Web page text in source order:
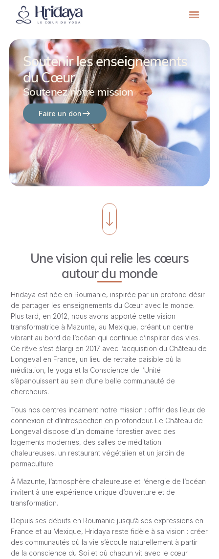
Soutenir les enseignements
du Cœur
Soutenez notre mission
Faire un don
Une vision qui relie les cœurs
autour du monde
Hridaya est née en Roumanie, inspirée par un profond désir
de partager les enseignements du Cœur avec le monde.
Plus tard, en 2012, nous avons apporté cette vision
transformatrice à Mazunte, au Mexique, créant un centre
vibrant au bord de l’océan qui continue d’inspirer des vies.
Ce rêve s’est élargi en 2017 avec l’acquisition du Château de
Longeval en France, un lieu de retraite paisible où la
méditation, le yoga et la Conscience de l’Unité
s’épanouissent au sein d’une belle communauté de
chercheurs.
Tous nos centres incarnent notre mission : offrir des lieux de
connexion et d’introspection en profondeur. Le Château de
Longeval dispose d’un domaine forestier avec des
logements modernes, des salles de méditation
chaleureuses, un restaurant végétalien et un jardin de
permaculture.
À Mazunte, l’atmosphère chaleureuse et l’énergie de l’océan
invitent à une expérience unique d’ouverture et de
transformation.
Depuis ses débuts en Roumanie jusqu’à ses expressions en
France et au Mexique, Hridaya reste fidèle à sa vision : créer
des communautés où la vie s’écoule naturellement à partir
de la conscience du Soi et où chacun vit avec le cœur